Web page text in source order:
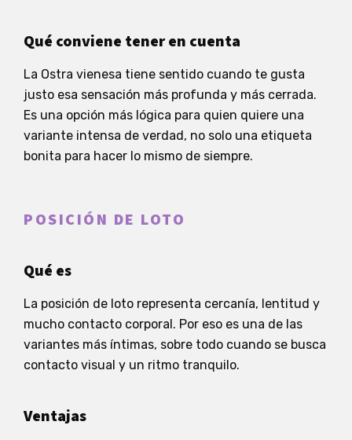
Qué conviene tener en cuenta
La Ostra vienesa tiene sentido cuando te gusta
justo esa sensación más profunda y más cerrada.
Es una opción más lógica para quien quiere una
variante intensa de verdad, no solo una etiqueta
bonita para hacer lo mismo de siempre.
POSICIÓN DE LOTO
Qué es
La posición de loto representa cercanía, lentitud y
mucho contacto corporal. Por eso es una de las
variantes más íntimas, sobre todo cuando se busca
contacto visual y un ritmo tranquilo.
Ventajas